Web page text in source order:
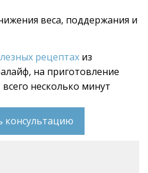
веса, поддержания и
рецептах из
на приготовление
несколько минут
консультацию